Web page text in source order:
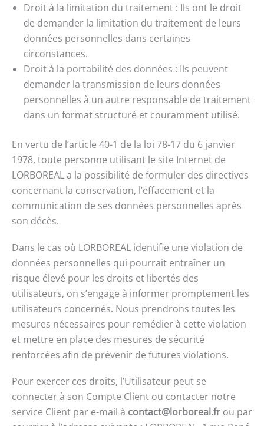
Droit à la limitation du traitement : Ils ont le droit
de demander la limitation du traitement de leurs
données personnelles dans certaines
circonstances.
Droit à la portabilité des données : Ils peuvent
demander la transmission de leurs données
personnelles à un autre responsable de traitement
dans un format structuré et couramment utilisé.
En vertu de l’article 40-1 de la loi 78-17 du 6 janvier
1978, toute personne utilisant le site Internet de
LORBOREAL a la possibilité de formuler des directives
concernant la conservation, l’effacement et la
communication de ses données personnelles après
son décès.
Dans le cas où LORBOREAL identifie une violation de
données personnelles qui pourrait entraîner un
risque élevé pour les droits et libertés des
utilisateurs, on s’engage à informer promptement les
utilisateurs concernés. Nous prendrons toutes les
mesures nécessaires pour remédier à cette violation
et mettre en place des mesures de sécurité
renforcées afin de prévenir de futures violations.
Pour exercer ces droits, l’Utilisateur peut se
connecter à son Compte Client ou contacter notre
service Client par e-mail à contact@lorboreal.fr ou par